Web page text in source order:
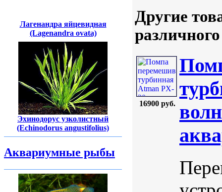
Лагенандра яйцевидная
(Lagenandra ovata)
Эхинодорус узколистный
(Echinodorus angustifolius)
Аквариумные рыбы
Другие
16900 руб.